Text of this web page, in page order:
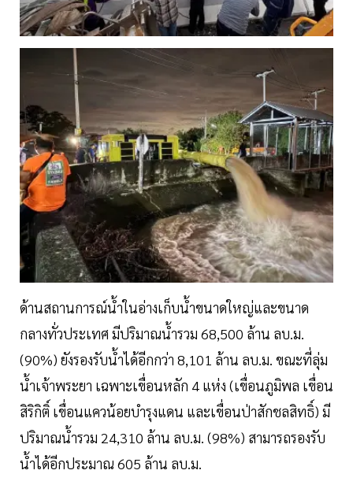
ด้านสถานการณ์น้ำในอ่างเก็บน้ำขนาดใหญ่และขนาด
กลางทั่วประเทศ มีปริมาณน้ำรวม 68,500 ล้าน ลบ.ม.
(90%) ยังรองรับน้ำได้อีกกว่า 8,101 ล้าน ลบ.ม. ขณะที่ลุ่ม
น้ำเจ้าพระยา เฉพาะเขื่อนหลัก 4 แห่ง (เขื่อนภูมิพล เขื่อน
สิริกิติ์ เขื่อนแควน้อยบำรุงแดน และเขื่อนป่าสักชลสิทธิ์) มี
ปริมาณน้ำรวม 24,310 ล้าน ลบ.ม. (98%) สามารถรองรับ
น้ำได้อีกประมาณ 605 ล้าน ลบ.ม.